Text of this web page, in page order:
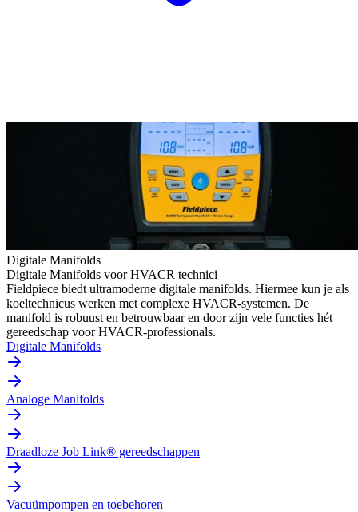
Digitale Manifolds
Digitale Manifolds voor HVACR technici
Fieldpiece biedt ultramoderne digitale manifolds. Hiermee kun je als
koeltechnicus werken met complexe HVACR-systemen. De
manifold is robuust en betrouwbaar en door zijn vele functies hét
gereedschap voor HVACR-professionals.
Digitale Manifolds
Analoge Manifolds
Draadloze Job Link® gereedschappen
Vacuümpompen en toebehoren